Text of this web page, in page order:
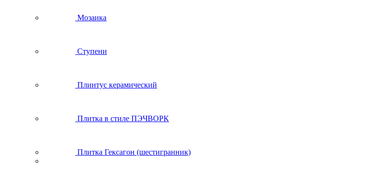
Мозаика
Ступени
Плинтус керамический
Плитка в стиле ПЭЧВОРК
Плитка Гексагон (шестигранник)